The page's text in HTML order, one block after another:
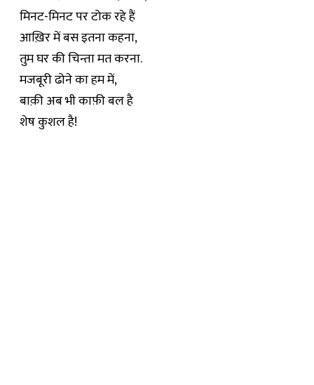
मिनट-मिनट पर टोक रहे हैं
आख़िर में बस इतना कहना,
तुम घर की चिन्ता मत करना.
मजबूरी ढोने का हम में,
बाक़ी अब भी काफ़ी बल है
शेष कुशल है!